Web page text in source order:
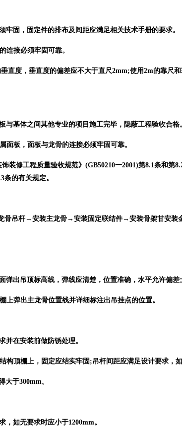
牢固，固定件的排布及间距应满足相关技术手册的要求。
连接必须牢固可靠。
直度，垂直度的偏差应不大于直尺2mm;使用2m的靠尺
与基体之间其他专业的项目施工完毕，隐蔽工程验收合格
面板，面板与龙骨的连接必须牢固可靠。
装修工程质量验收规范》(GB50210一2001)第8.1条和第
条的有关规定。
骨吊杆→安装主龙骨→安装固定联结件→安装骨架甘安装
弹出吊顶标高线，弹线应清楚，位置准确，水平允许偏差
上弹出主龙骨位置线并详细标注出吊挂点的位置。
并在安装前做防锈处理。
构顶棚上，固定应结实牢固;吊杆间距应满足设计要求，如
大于300mm。
，如无要求时应小于1200mm。